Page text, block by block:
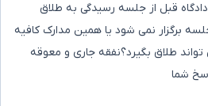
قبل از جلسه رسیدگی به طلاق
برگزار نمی شود یا همین مدارک کافیه
طلاق بگیرد؟نفقه جاری و معوقه
شما